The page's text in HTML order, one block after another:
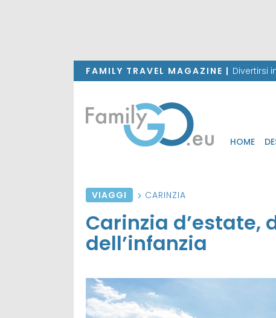
FAMILY TRAVEL MAGAZINE | Divertirsi
HOME
VIAGGI CARINZIA
Carinzia d’estate,
dell’infanzia